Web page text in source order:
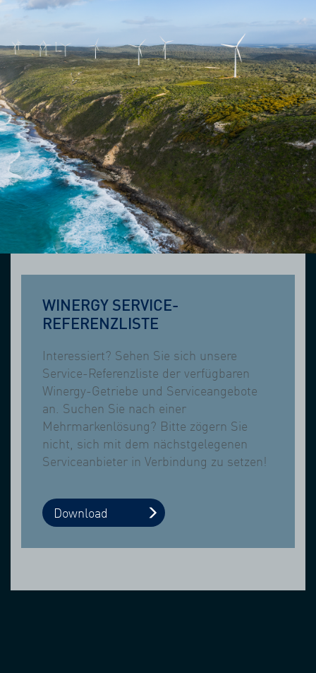
WINERGY SERVICE-
REFERENZLISTE
Interessiert? Sehen Sie sich unsere
Service-Referenzliste der verfügbaren
Winergy-Getriebe und Serviceangebote
an. Suchen Sie nach einer
Mehrmarkenlösung? Bitte zögern Sie
nicht, sich mit dem nächstgelegenen
Serviceanbieter in Verbindung zu setzen!
Download